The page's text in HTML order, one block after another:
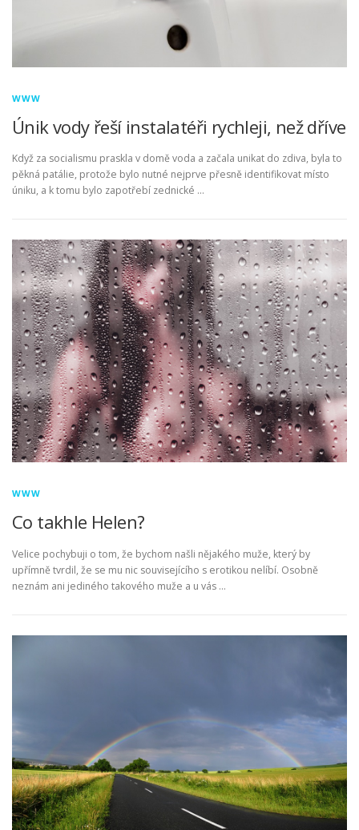
WWW
Únik vody řeší instalatéři rychleji, než dříve
Když za socialismu praskla v domě voda a začala unikat do zdiva, byla to
pěkná patálie, protože bylo nutné nejprve přesně identifikovat místo
úniku, a k tomu bylo zapotřebí zednické …
WWW
Co takhle Helen?
Velice pochybuji o tom, že bychom našli nějakého muže, který by
upřímně tvrdil, že se mu nic souvisejícího s erotikou nelíbí. Osobně
neznám ani jediného takového muže a u vás …